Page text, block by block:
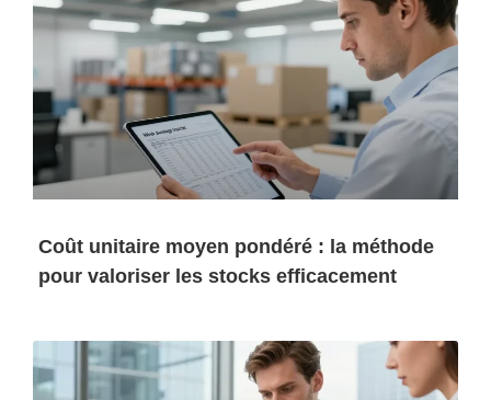
Coût unitaire moyen pondéré : la méthode
pour valoriser les stocks efficacement